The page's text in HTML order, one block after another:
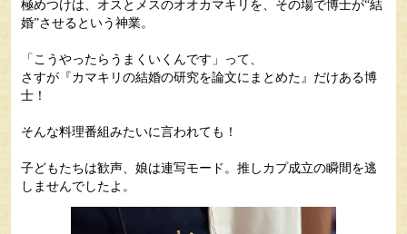
極めつけは、オスとメスのオオカマキリを、その場で博士が“結
婚”させるという神業。
「こうやったらうまくいくんです」って、
さすが『カマキリの結婚の研究を論文にまとめた』だけある博
士！
そんな料理番組みたいに言われても！
子どもたちは歓声、娘は連写モード。推しカプ成立の瞬間を逃
しませんでしたよ。